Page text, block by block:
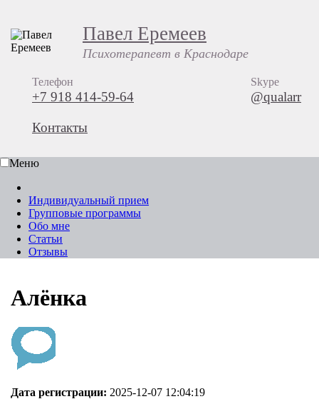
Павел Еремеев
Психотерапевт в Краснодаре
Телефон
+7 918 414-59-64
Skype
@qualarr
Контакты
Меню
Индивидуальный прием
Групповые программы
Обо мне
Статьи
Отзывы
Алёнка
Дата регистрации: 2025-12-07 12:04:19